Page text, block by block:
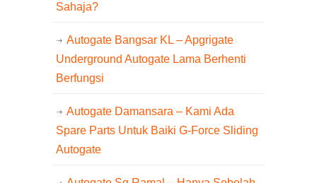
Sahaja?
Autogate Bangsar KL – Apgrigate
Underground Autogate Lama Berhenti
Berfungsi
Autogate Damansara – Kami Ada
Spare Parts Untuk Baiki G-Force Sliding
Autogate